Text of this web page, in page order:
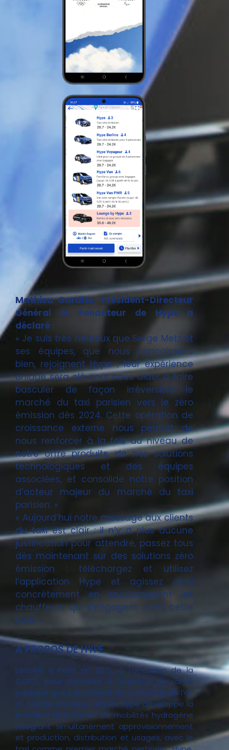
Mathieu Gardies, Président-Directeur
Général et Fondateur de Hype a
déclaré :
« Je suis très heureux que Serge Metz et
ses équipes, que nous connaissons
bien, rejoignent Hype ; leur expérience
unique sera clé pour nous aider à faire
basculer de façon irréversible le
marché du taxi parisien vers le zéro
émission dès 2024. Cette opération de
croissance externe nous permet de
nous renforcer à la fois au niveau de
notre offre produits, de nos solutions
technologiques et des équipes
associées, et consolide notre position
d’acteur majeur du marché du taxi
parisien. »
« Aujourd’hui notre message aux clients
du taxi est clair : il n’y a plus aucune
justification pour attendre, passez tous
dès maintenant sur des solutions zéro
émission : téléchargez et utilisez
l’application Hype et agissez ainsi
concrètement en encourageant les
chauffeurs qui s’engagent dans cette
voie. »
A PROPOS DE HYPE
Lancée à Paris en 2015, à l’occasion de la
COP21, pour répondre à l’urgence de santé
publique que constituent les pollutions de l’air
et sonore en milieu urbain, Hype développe la
première plateforme de mobilités hydrogène
intégrant simultanément approvisionnement
et production, distribution et usages, avec le